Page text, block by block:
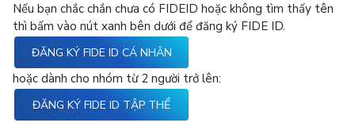
Nếu bạn chắc chắn chưa có FIDEID hoặc không tìm thấy tên
thì bấm vào nút xanh bên dưới để đăng ký FIDE ID.
ĐĂNG KÝ FIDE ID CÁ NHÂN
hoặc dành cho nhóm từ 2 người trở lên:
ĐĂNG KÝ FIDE ID TẬP THỂ